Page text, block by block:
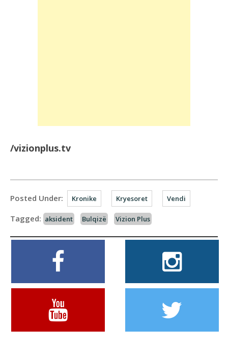
/vizionplus.tv
Posted Under: Kronike Kryesoret Vendi
Tagged: aksident Bulqizë Vizion Plus